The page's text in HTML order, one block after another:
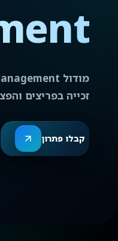
זכייה בפריצים
קבלו פתרון